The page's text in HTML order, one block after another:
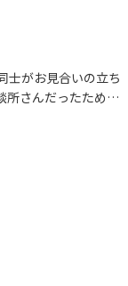
士がお見合いの立ち
所さんだったため、
性の初お見合を私
介してお席に送り